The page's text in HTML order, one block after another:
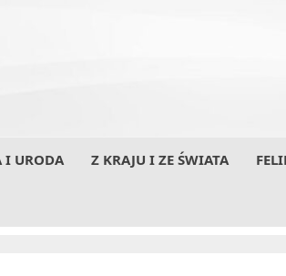
I URODA Z KRAJU I ZE ŚWIATA